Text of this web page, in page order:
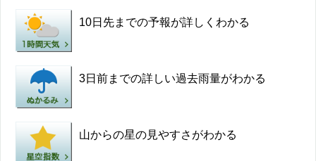
10日先までの予報が詳しくわかる
3日前までの詳しい過去雨量がわかる
山からの星の見やすさがわかる